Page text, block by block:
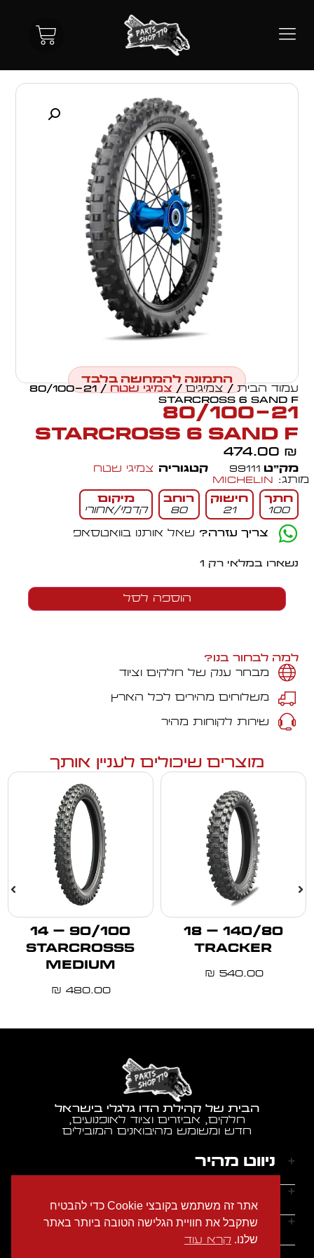
התמונה להמחשה בלבד
עמוד הבית/ צמיגים / צמיגי שטח
/ 80/100-21
STARCROSS 6 SAND F
80/100-21
STARCROSS 6 SAND F
474.00 ₪
מק״ט 99111 קטגוריה צמיגי שטח
מותג: Michelin
חתך
100
חישוק
21
רוחב
80
מיקום
קדמי/אחורי
צריך עזרה? שאל אותנו בוואטסאפ
נשארו במלאי רק 1
הוספה לסל
למה לבחור בנו?
מבחר ענק של חלקים וציוד
משלוחים מהירים לכל הארץ
שירות לקוחות מהיר
מוצרים שיכולים לעניין אותך
140/80 – 18
TRACKER
540.00
₪
90/100 – 14
STARCROSS5
MEDIUM
480.00
₪
הבית של קהילת הדו גלגלי בישראל
חלקים, אביזרים וציוד לאופנועים,
חדש ומשומש מהיבואנים המובילים
ניווט מהיר
דף הבית
אודותינו
הצהרת נגישות
מדיניות הפרטיות
ראשון - חמישי: 9:00-18:00
יצירת קשר
אתר זה משתמש בקובצי Cookie כדי להבטיח
שתקבל את חוויית הגלישה הטובה ביותר באתר
שלנו. קרא עוד